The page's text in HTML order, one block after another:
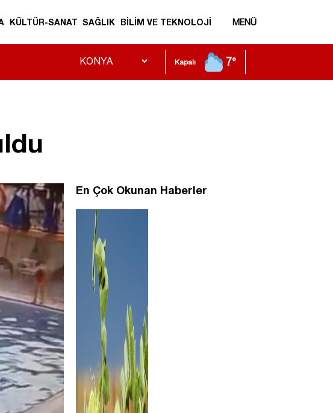
KÜLTÜR-SANAT SAĞLIK BİLİM VE TEKNOLOJİ MENÜ
Kapalı 7°
En Çok Okunan Haberler